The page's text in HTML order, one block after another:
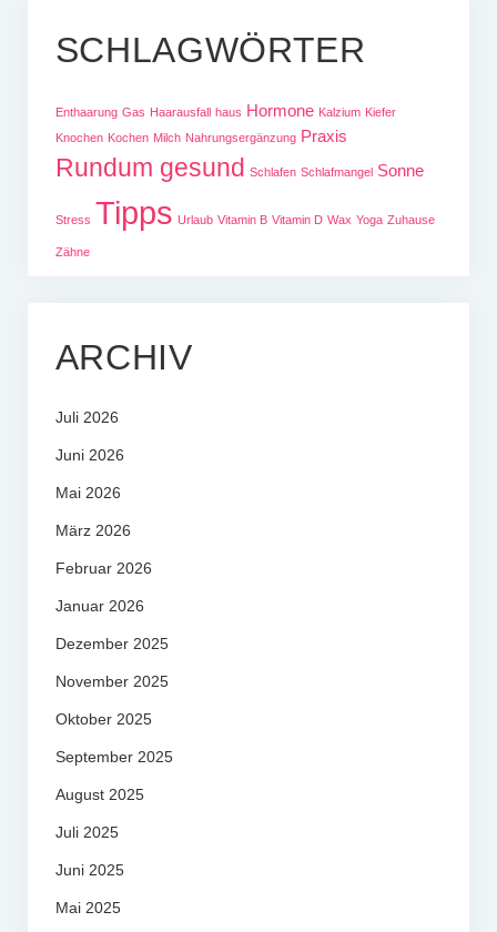
SCHLAGWÖRTER
Enthaarung Gas Haarausfall haus Hormone Kalzium Kiefer
Knochen Kochen Milch Nahrungsergänzung Praxis
Rundum gesund Schlafen Schlafmangel Sonne
Stress Tipps Urlaub Vitamin B Vitamin D Wax Yoga Zuhause
Zähne
ARCHIV
Juli 2026
Juni 2026
Mai 2026
März 2026
Februar 2026
Januar 2026
Dezember 2025
November 2025
Oktober 2025
September 2025
August 2025
Juli 2025
Juni 2025
Mai 2025